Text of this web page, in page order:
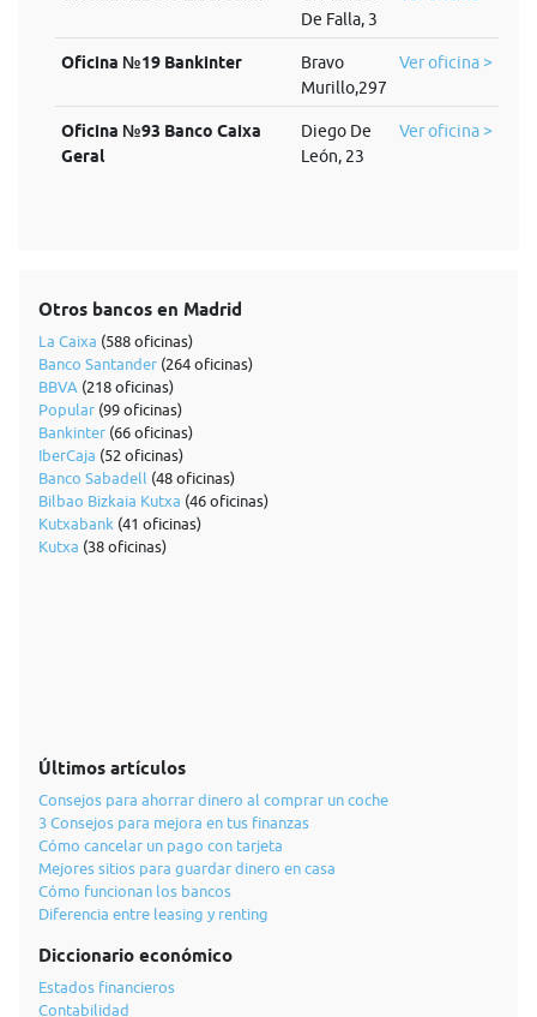
De Falla, 3
Oficina №19 Bankinter
Bravo
Murillo,297
Ver oficina >
Oficina №93 Banco Caixa
Geral
Diego De
León, 23
Ver oficina >
Otros bancos en Madrid
La Caixa (588 oficinas)
Banco Santander (264 oficinas)
BBVA (218 oficinas)
Popular (99 oficinas)
Bankinter (66 oficinas)
IberCaja (52 oficinas)
Banco Sabadell (48 oficinas)
Bilbao Bizkaia Kutxa (46 oficinas)
Kutxabank (41 oficinas)
Kutxa (38 oficinas)
Últimos artículos
Consejos para ahorrar dinero al comprar un coche
3 Consejos para mejora en tus finanzas
Cómo cancelar un pago con tarjeta
Mejores sitios para guardar dinero en casa
Cómo funcionan los bancos
Diferencia entre leasing y renting
Diccionario económico
Estados financieros
Contabilidad